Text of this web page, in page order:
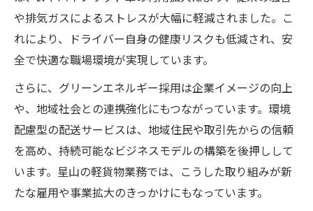
や排気ガスによるストレスが大幅に軽減されました。こ
れにより、ドライバー自身の健康リスクも低減され、安
全で快適な職場環境が実現しています。
さらに、グリーンエネルギー採用は企業イメージの向上
や、地域社会との連携強化にもつながっています。環境
配慮型の配送サービスは、地域住民や取引先からの信頼
を高め、持続可能なビジネスモデルの構築を後押しして
います。星山の軽貨物業務では、こうした取り組みが新
たな雇用や事業拡大のきっかけにもなっています。